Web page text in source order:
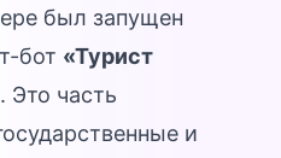
был запущен
бот «Турист
. Это часть
и